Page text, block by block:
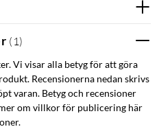
( 1 )
Vi visar alla betyg för att göra
Recensionerna nedan skrivs
varan. Betyg och recensioner
om villkor för publicering här